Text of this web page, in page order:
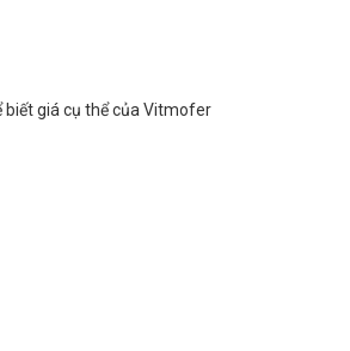
biết giá cụ thể của Vitmofer